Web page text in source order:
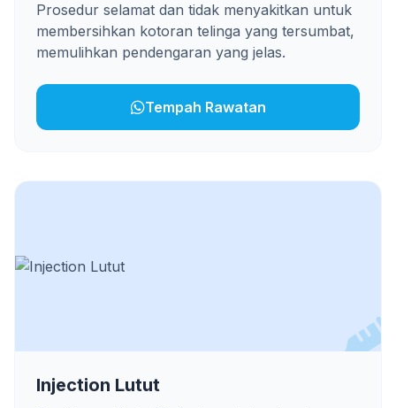
Prosedur selamat dan tidak menyakitkan untuk
membersihkan kotoran telinga yang tersumbat,
memulihkan pendengaran yang jelas.
Tempah Rawatan
Injection Lutut